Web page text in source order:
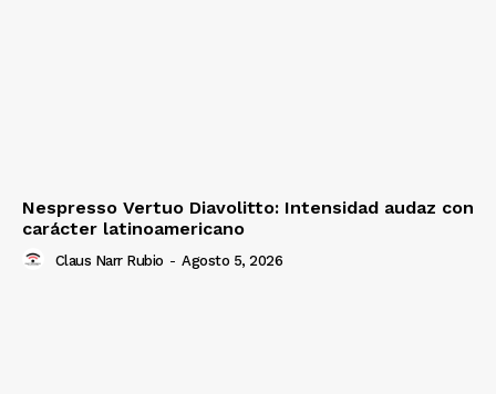
Nespresso Vertuo Diavolitto: Intensidad audaz con
carácter latinoamericano
Claus Narr Rubio - Agosto 5, 2026